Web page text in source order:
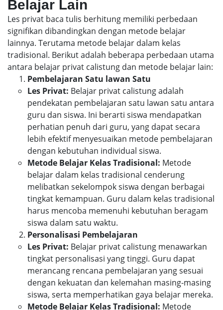
Belajar Lain
Les privat baca tulis berhitung memiliki perbedaan
signifikan dibandingkan dengan metode belajar
lainnya. Terutama metode belajar dalam kelas
tradisional. Berikut adalah beberapa perbedaan utama
antara belajar privat calistung dan metode belajar lain:
Pembelajaran Satu lawan Satu
Les Privat: Belajar privat calistung adalah
pendekatan pembelajaran satu lawan satu antara
guru dan siswa. Ini berarti siswa mendapatkan
perhatian penuh dari guru, yang dapat secara
lebih efektif menyesuaikan metode pembelajaran
dengan kebutuhan individual siswa.
Metode Belajar Kelas Tradisional: Metode
belajar dalam kelas tradisional cenderung
melibatkan sekelompok siswa dengan berbagai
tingkat kemampuan. Guru dalam kelas tradisional
harus mencoba memenuhi kebutuhan beragam
siswa dalam satu waktu.
Personalisasi Pembelajaran
Les Privat: Belajar privat calistung menawarkan
tingkat personalisasi yang tinggi. Guru dapat
merancang rencana pembelajaran yang sesuai
dengan kekuatan dan kelemahan masing-masing
siswa, serta memperhatikan gaya belajar mereka.
Metode Belajar Kelas Tradisional: Metode